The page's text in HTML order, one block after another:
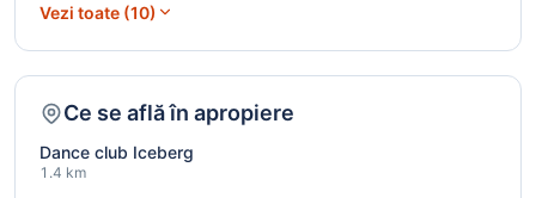
Vezi toate (10)
Ce se află în apropiere
Dance club Iceberg
1.4 km